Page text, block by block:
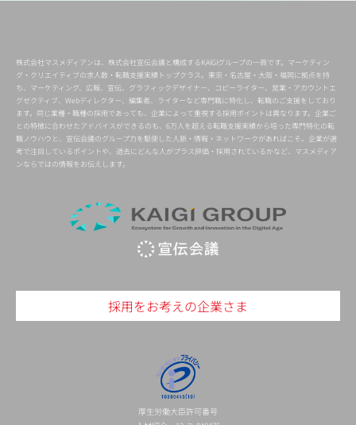
株式会社マスメディアンは、株式会社宣伝会議と構成するKAIGIグループの一員です。マーケティン
グ・クリエイティブの求人数・転職支援実績トップクラス。東京・名古屋・大阪・福岡に拠点を持
ち、マーケティング、広報、宣伝、グラフィックデザイナー、コピーライター、営業・アカウントエ
グゼクティブ、Webディレクター、編集者、ライターなど専門職に特化し、転職のご支援をしており
ます。同じ業種・職種の採用であっても、企業によって重視する採用ポイントは異なります。企業ご
との特徴に合わせたアドバイスができるのも、6万人を超える転職支援実績から培った専門特化の転
職ノウハウと、宣伝会議のグループ力を駆使した人脈・情報・ネットワークがあればこそ。企業が選
考で注目しているポイントや、過去にどんな人がプラス評価・採用されているかなど、マスメディア
ンならではの情報をお伝えします。
採用をお考えの企業さま
厚生労働大臣許可番号